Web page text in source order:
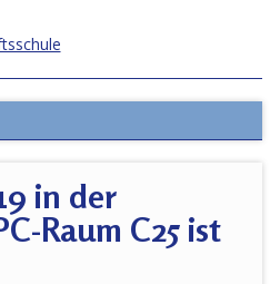
in der
Raum C25 ist